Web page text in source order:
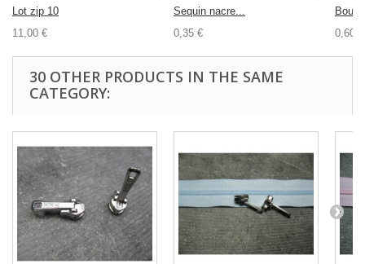
Lot zip 10
11,00 €
Sequin nacre...
0,35 €
0,60 €
30 OTHER PRODUCTS IN THE SAME
CATEGORY: